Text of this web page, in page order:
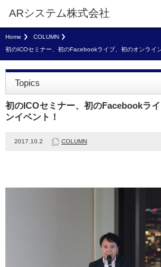
Home
COLUMN
初のICOセミナー、初のFacebookライブ、初のオンライ
Topics
初のICOセミナー、初のFacebookラ
ンイベント！
2017.10.2 COLUMN